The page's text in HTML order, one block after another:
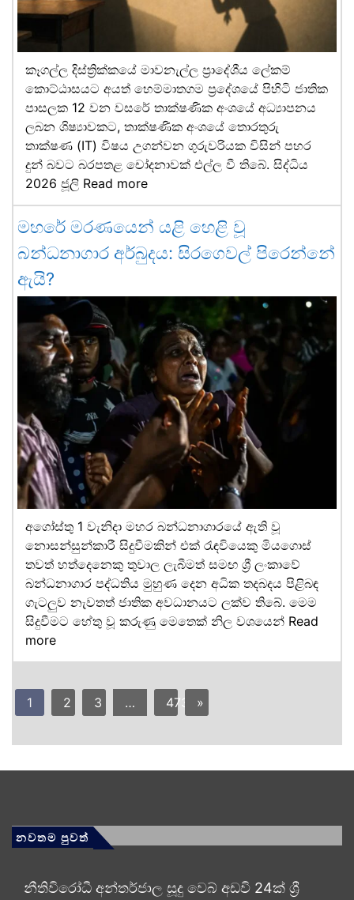
කෑගල්ල දිස්ත්‍රික්කයේ මාවනැල්ල ප්‍රාදේශීය ලේකම්
කොට්ඨාසයට අයත් හෙම්මාතගම ප්‍රදේශයේ පිහිටි ජාතික
පාසලක 12 වන වසරේ තාක්ෂණික අංශයේ අධ්‍යාපනය
ලබන ශිෂ්‍යාවකට, තාක්ෂණික අංශයේ තොරතුරු
තාක්ෂණ (IT) විෂය උගන්වන ගුරුවරියක විසින් පහර
දුන් බවට බරපතළ චෝදනාවක් එල්ල වී තිබේ. සිද්ධිය
2026 ජූලි Read more
මහරේ මරණයෙන් යළි හෙළි වූ
බන්ධනාගාර අර්බුදය: සිරගෙවල් පිරෙන්නේ
ඇයි?
අගෝස්තු 1 වැනිදා මහර බන්ධනාගාරයේ ඇති වූ
නොසන්සුන්කාරී සිදුවීමකින් එක් රැඳවියෙකු මියගොස්
තවත් හත්දෙනෙකු තුවාල ලැබීමත් සමඟ ශ්‍රී ලංකාවේ
බන්ධනාගාර පද්ධතිය මුහුණ දෙන අධික තදබදය පිළිබඳ
ගැටලුව නැවතත් ජාතික අවධානයට ලක්ව තිබේ. මෙම
සිදුවීමට හේතු වූ කරුණු මෙතෙක් නිල වශයෙන් Read
more
1 2 3 … 473 »
නවතම පුවත්
නීතිවිරෝධී අන්තර්ජාල සූදු වෙබ් අඩවි 24ක් ශ්‍රී